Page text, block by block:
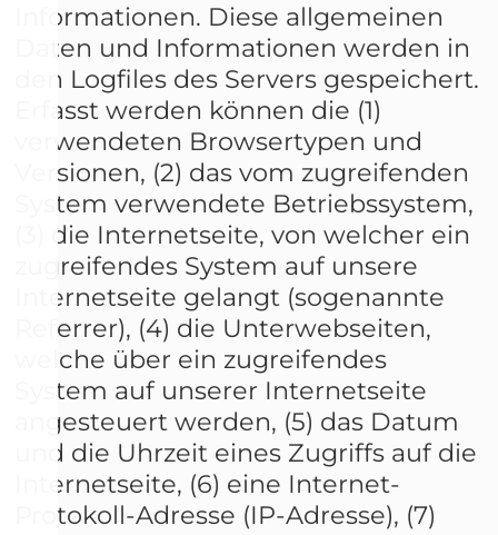
Informationen. Diese allgemeinen
Daten und Informationen werden in
den Logfiles des Servers gespeichert.
Erfasst werden können die (1)
verwendeten Browsertypen und
Versionen, (2) das vom zugreifenden
System verwendete Betriebssystem,
(3) die Internetseite, von welcher ein
zugreifendes System auf unsere
Internetseite gelangt (sogenannte
Referrer), (4) die Unterwebseiten,
welche über ein zugreifendes
System auf unserer Internetseite
angesteuert werden, (5) das Datum
und die Uhrzeit eines Zugriffs auf die
Internetseite, (6) eine Internet-
Protokoll-Adresse (IP-Adresse), (7)